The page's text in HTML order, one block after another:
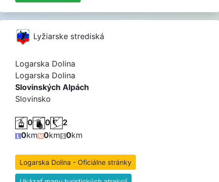
Lyžiarske strediská
Logarska Dolina
Logarska Dolina
Slovinských Alpách
Slovinsko
0 0
2
0km 0km 0km
Logarska Dolina - Oficiálne stránky